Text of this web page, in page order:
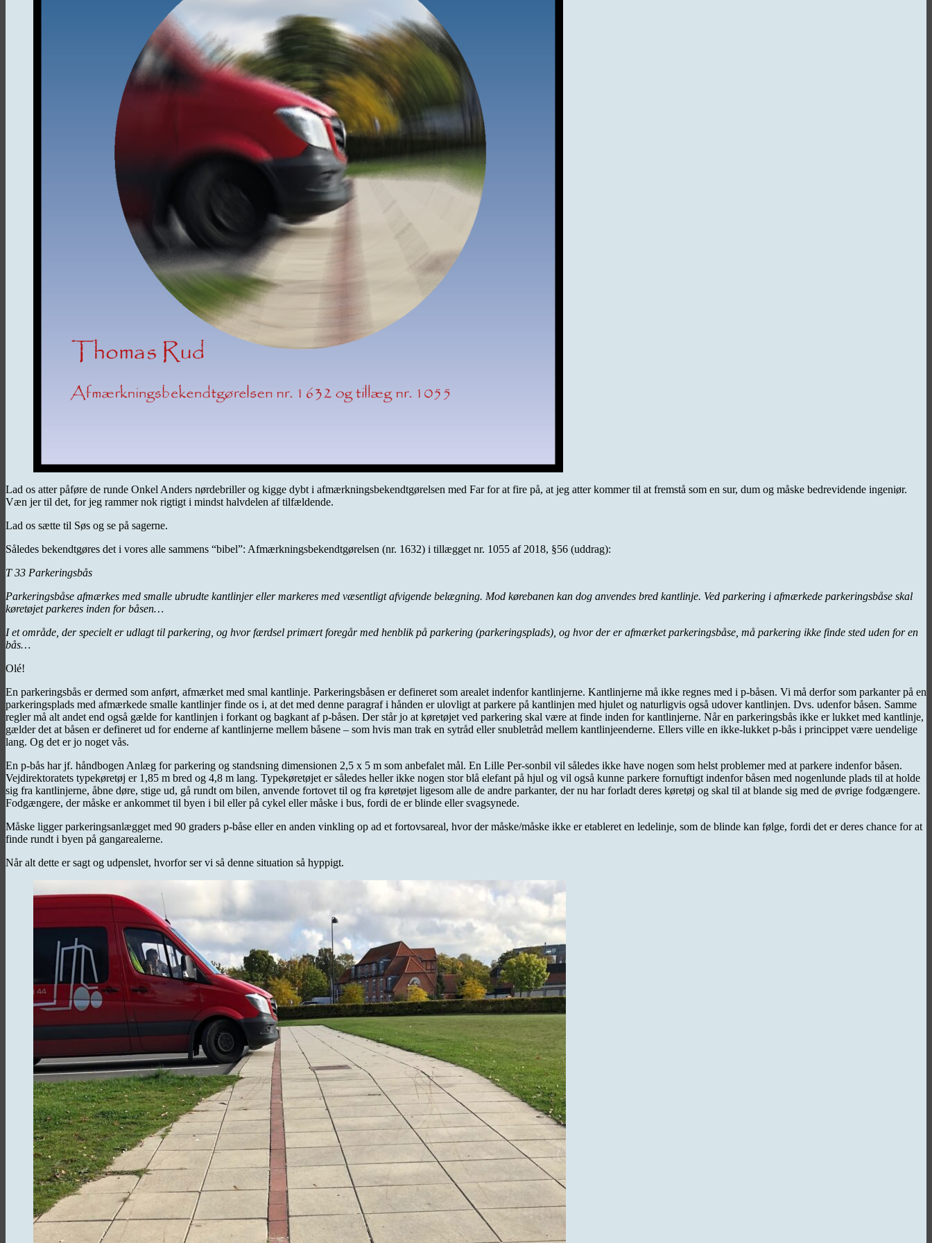
Lad os atter påføre de runde Onkel Anders nørdebriller og kigge dybt i afmærkningsbekendtgørelsen med Far for at fire på, at jeg atter kommer til at fremstå som en sur, dum og måske bedrevidende ingeniør.
Væn jer til det, for jeg rammer nok rigtigt i mindst halvdelen af tilfældende.
Lad os sætte til Søs og se på sagerne.
Således bekendtgøres det i vores alle sammens “bibel”: Afmærkningsbekendtgørelsen (nr. 1632) i tillægget nr. 1055 af 2018, §56 (uddrag):
T 33 Parkeringsbås
Parkeringsbåse afmærkes med smalle ubrudte kantlinjer eller markeres med væsentligt afvigende belægning. Mod kørebanen kan dog anvendes bred kantlinje. Ved parkering i afmærkede parkeringsbåse skal
køretøjet parkeres inden for båsen…
I et område, der specielt er udlagt til parkering, og hvor færdsel primært foregår med henblik på parkering (parkeringsplads), og hvor der er afmærket parkeringsbåse, må parkering ikke finde sted uden for en
bås…
Olé!
En parkeringsbås er dermed som anført, afmærket med smal kantlinje. Parkeringsbåsen er defineret som arealet indenfor kantlinjerne. Kantlinjerne må ikke regnes med i p-båsen. Vi må derfor som parkanter på en
parkeringsplads med afmærkede smalle kantlinjer finde os i, at det med denne paragraf i hånden er ulovligt at parkere på kantlinjen med hjulet og naturligvis også udover kantlinjen. Dvs. udenfor båsen. Samme
regler må alt andet end også gælde for kantlinjen i forkant og bagkant af p-båsen. Der står jo at køretøjet ved parkering skal være at finde inden for kantlinjerne. Når en parkeringsbås ikke er lukket med kantlinje,
gælder det at båsen er defineret ud for enderne af kantlinjerne mellem båsene – som hvis man trak en sytråd eller snubletråd mellem kantlinjeenderne. Ellers ville en ikke-lukket p-bås i princippet være uendelige
lang. Og det er jo noget vås.
En p-bås har jf. håndbogen Anlæg for parkering og standsning dimensionen 2,5 x 5 m som anbefalet mål. En Lille Per-sonbil vil således ikke have nogen som helst problemer med at parkere indenfor båsen.
Vejdirektoratets typekøretøj er 1,85 m bred og 4,8 m lang. Typekøretøjet er således heller ikke nogen stor blå elefant på hjul og vil også kunne parkere fornuftigt indenfor båsen med nogenlunde plads til at holde
sig fra kantlinjerne, åbne døre, stige ud, gå rundt om bilen, anvende fortovet til og fra køretøjet ligesom alle de andre parkanter, der nu har forladt deres køretøj og skal til at blande sig med de øvrige fodgængere.
Fodgængere, der måske er ankommet til byen i bil eller på cykel eller måske i bus, fordi de er blinde eller svagsynede.
Måske ligger parkeringsanlægget med 90 graders p-båse eller en anden vinkling op ad et fortovsareal, hvor der måske/måske ikke er etableret en ledelinje, som de blinde kan følge, fordi det er deres chance for at
finde rundt i byen på gangarealerne.
Når alt dette er sagt og udpenslet, hvorfor ser vi så denne situation så hyppigt.